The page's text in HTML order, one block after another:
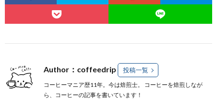
Author：coffeedrip 投稿一覧
コーヒーマニア歴11年。今は焙煎士。 コーヒーを焙煎しなが
ら、コーヒーの記事を書いています！